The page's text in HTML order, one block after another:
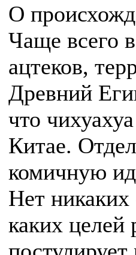
О
Чаще всего
ацтеков,
Древний
что
Китае.
комичную
Нет
каких целей